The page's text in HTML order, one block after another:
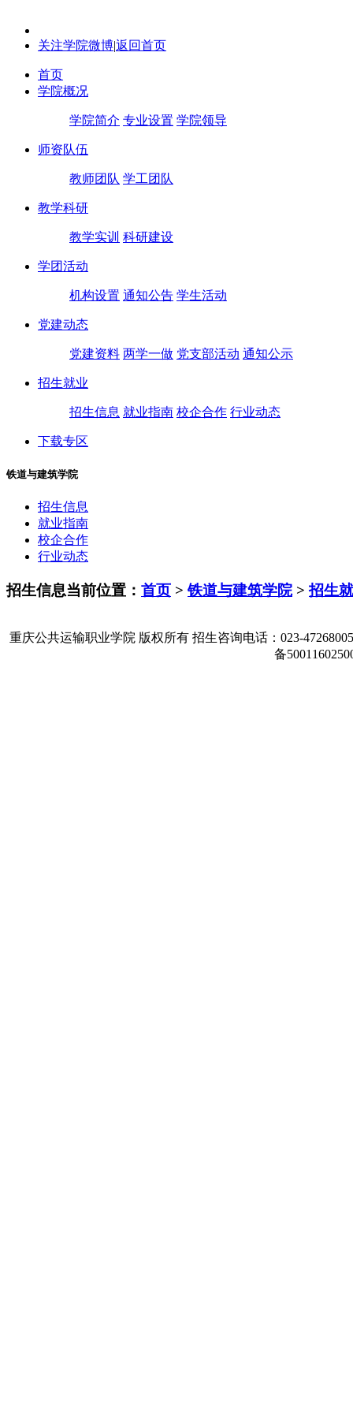
关注学院微博|返回首页
首页
学院概况
学院简介 专业设置 学院领导
师资队伍
教师团队 学工团队
教学科研
教学实训 科研建设
学团活动
机构设置 通知公告 学生活动
党建动态
党建资料 两学一做 党支部活动 通知公示
招生就业
招生信息 就业指南 校企合作 行业动态
下载专区
铁道与建筑学院
招生信息
就业指南
校企合作
行业动态
招生信息当前位置： 首页 >铁道与建筑学院>招生
重庆公共运输职业学院 版权所有 招生咨询电话：023-
备